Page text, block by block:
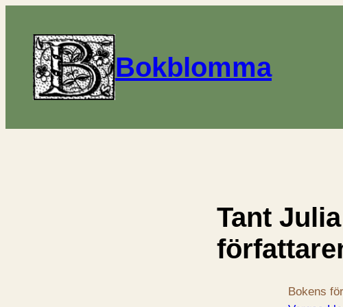
Bokblomma
Tant
Bokens